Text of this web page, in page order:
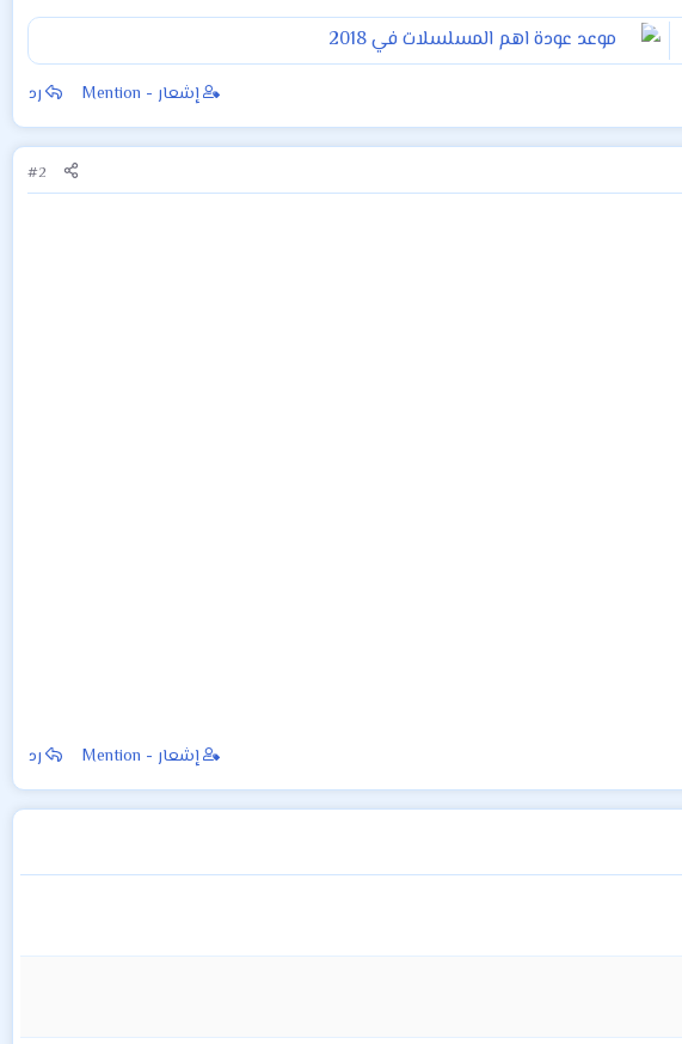
موعد عودة اهم المسلسلات في 2018
إشعار - Mention رد
#2
إشعار - Mention رد